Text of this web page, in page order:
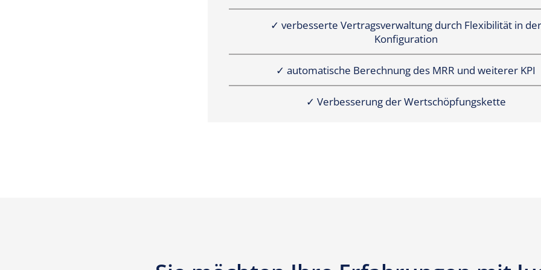
✓ verbesserte Vertragsverwaltung durch Flexibilität in der
Konfiguration
✓ automatische Berechnung des MRR und weiterer KPI
✓ Verbesserung der Wertschöpfungskette